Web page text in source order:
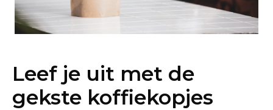
Leef je uit met de
gekste koffiekopjes